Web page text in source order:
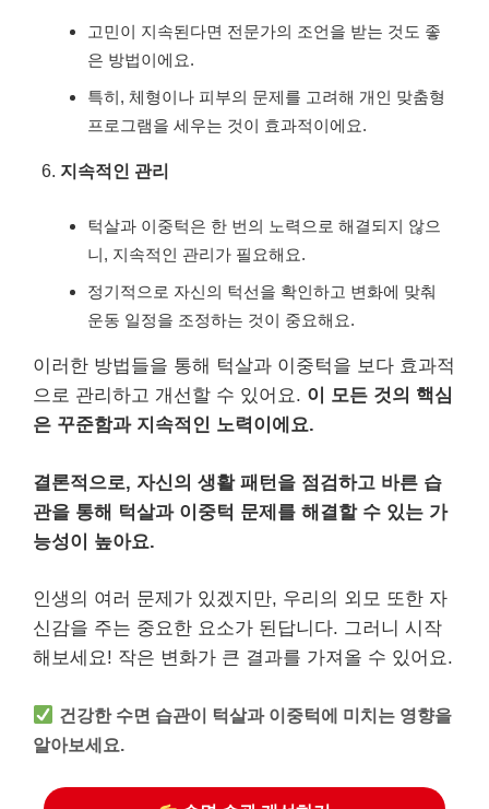
고민이 지속된다면 전문가의 조언을 받는 것도 좋
은 방법이에요.
특히, 체형이나 피부의 문제를 고려해 개인 맞춤형
프로그램을 세우는 것이 효과적이에요.
지속적인 관리
턱살과 이중턱은 한 번의 노력으로 해결되지 않으
니, 지속적인 관리가 필요해요.
정기적으로 자신의 턱선을 확인하고 변화에 맞춰
운동 일정을 조정하는 것이 중요해요.
이러한 방법들을 통해 턱살과 이중턱을 보다 효과적
으로 관리하고 개선할 수 있어요. 이 모든 것의 핵심
은 꾸준함과 지속적인 노력이에요.
결론적으로, 자신의 생활 패턴을 점검하고 바른 습
관을 통해 턱살과 이중턱 문제를 해결할 수 있는 가
능성이 높아요.
인생의 여러 문제가 있겠지만, 우리의 외모 또한 자
신감을 주는 중요한 요소가 된답니다. 그러니 시작
해보세요! 작은 변화가 큰 결과를 가져올 수 있어요.
건강한 수면 습관이 턱살과 이중턱에 미치는 영향을
알아보세요.